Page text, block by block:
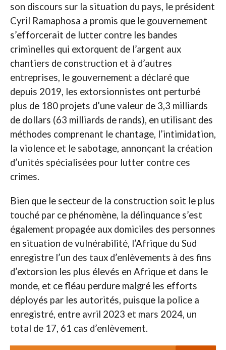
son discours sur la situation du pays, le président
Cyril Ramaphosa a promis que le gouvernement
s’efforcerait de lutter contre les bandes
criminelles qui extorquent de l’argent aux
chantiers de construction et à d’autres
entreprises, le gouvernement a déclaré que
depuis 2019, les extorsionnistes ont perturbé
plus de 180 projets d’une valeur de 3,3 milliards
de dollars (63 milliards de rands), en utilisant des
méthodes comprenant le chantage, l’intimidation,
la violence et le sabotage, annonçant la création
d’unités spécialisées pour lutter contre ces
crimes.
Bien que le secteur de la construction soit le plus
touché par ce phénomène, la délinquance s’est
également propagée aux domiciles des personnes
en situation de vulnérabilité, l’Afrique du Sud
enregistre l’un des taux d’enlèvements à des fins
d’extorsion les plus élevés en Afrique et dans le
monde, et ce fléau perdure malgré les efforts
déployés par les autorités, puisque la police a
enregistré, entre avril 2023 et mars 2024, un
total de 17, 61 cas d’enlèvement.